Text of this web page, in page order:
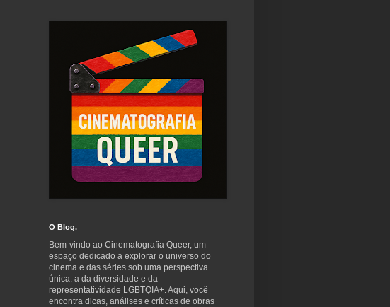
O Blog.
Bem-vindo ao Cinematografia Queer, um
espaço dedicado a explorar o universo do
cinema e das séries sob uma perspectiva
única: a da diversidade e da
representatividade LGBTQIA+. Aqui, você
encontra dicas, análises e críticas de obras